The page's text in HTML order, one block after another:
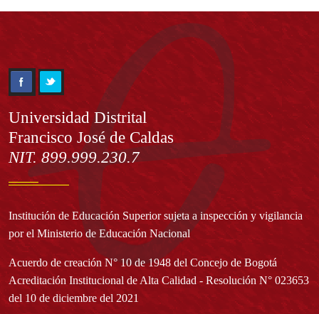
Información
Universidad Distrital
Francisco José de Caldas
NIT. 899.999.230.7
Institución de Educación Superior sujeta a inspección y vigilancia
por el Ministerio de Educación Nacional
Acuerdo de creación N° 10 de 1948 del Concejo de Bogotá
Acreditación Institucional de Alta Calidad - Resolución N° 023653
del 10 de diciembre del 2021